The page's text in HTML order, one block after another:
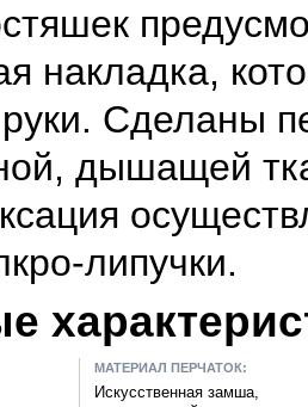
накладка,
Сделаны
дышащей
липучки.
МАТЕРИАЛ ПЕРЧАТОК:
Искусственная замша,